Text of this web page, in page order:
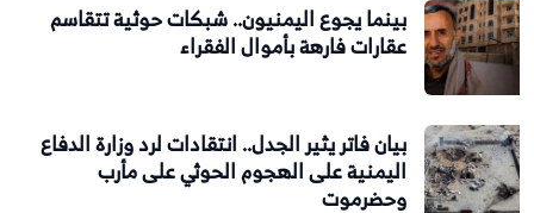
بينما يجوع اليمنيون.. شبكات حوثية تتقاسم
عقارات فارهة بأموال الفقراء
بيان فاتر يثير الجدل.. انتقادات لرد وزارة الدفاع
اليمنية على الهجوم الحوثي على مأرب
وحضرموت